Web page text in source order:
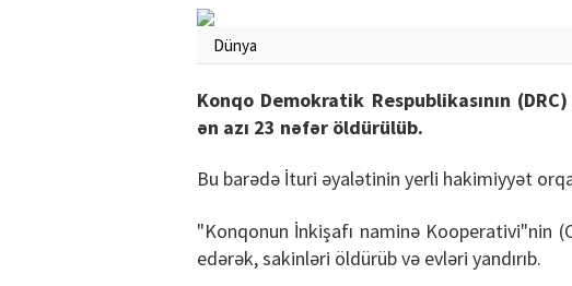
Dünya
Konqo Demokratik Respublikasının
ən azı 23 nəfər öldürülüb.
Bu barədə İturi əyalətinin yerli hakimiyyət
"Konqonun İnkişafı naminə Kooperativi"nin
edərək, sakinləri öldürüb və evləri yandırıb.